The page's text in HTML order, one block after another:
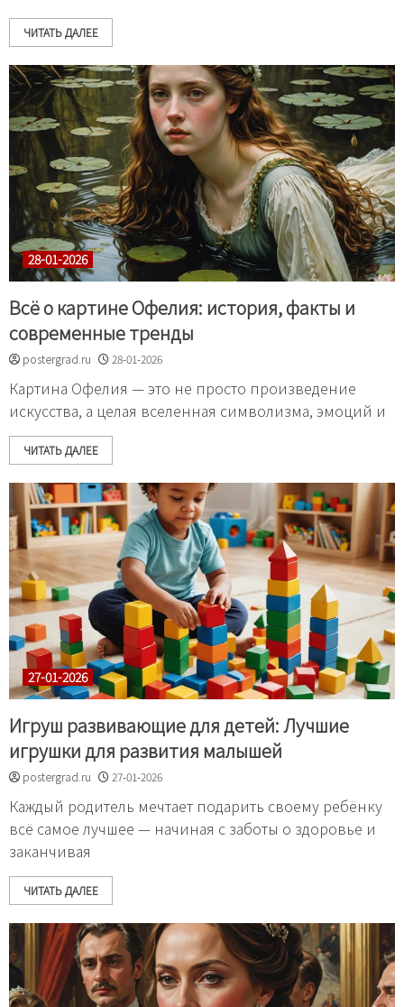
ЧИТАТЬ ДАЛЕЕ
28-01-2026
Всё о картине Офелия: история, факты и
современные тренды
postergrad.ru 28-01-2026
Картина Офелия — это не просто произведение
искусства, а целая вселенная символизма, эмоций и
ЧИТАТЬ ДАЛЕЕ
27-01-2026
Игруш развивающие для детей: Лучшие
игрушки для развития малышей
postergrad.ru 27-01-2026
Каждый родитель мечтает подарить своему ребёнку
всё самое лучшее — начиная с заботы о здоровье и
заканчивая
ЧИТАТЬ ДАЛЕЕ